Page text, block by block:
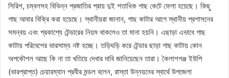
সিরিশ, চম্বলসহ বিভিন্ন প্রজাতির প্রায় দুই শতাধিক গাছ কেটে ফেলা হয়েছে। কিছু
গাছ আবার বিক্রি করা হয়েছে। স্থানীয়রা জানান, গাছ কাটার আগে স্থানীয় প্রশাসনের
সমন্বয় এবং প্রকাশ্যে টেন্ডারের নিয়ম থাকলেও তা মানা হয়নি। এছাড়া এভাবে গাছ
কাটায় পরিবেশের ভারসাম্য নষ্ট হচ্ছে। তড়িঘড়ি করে টেন্ডার ছাড়া গাছ কাটায় কোন
অপকৌশল আছে কি না তা খতিয়ে দেখার দাবি জানিয়েছেন তারা। কৈলাশগঞ্জ ইউপি
(ভারপ্রাপ্ত) চেয়ারম্যান প্রবীর মন্ডল বলেন, রাস্তা উন্নয়নের স্বার্থে উপজেলা